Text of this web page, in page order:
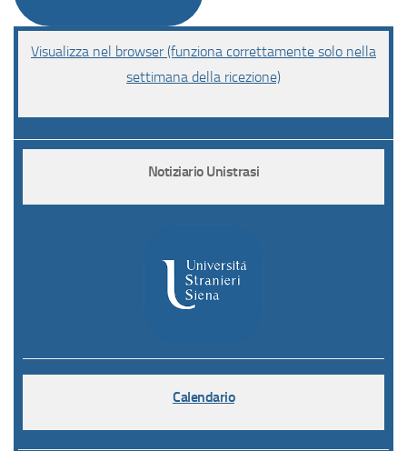
Visualizza nel browser (funziona correttamente solo nella
settimana della ricezione)
Notiziario Unistrasi
Calendario